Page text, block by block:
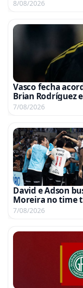
8/08/2026
Vasco fecha
Brian Rodríguez
América-MEX
7/08/2026
David e Adson
Moreira no time
7/08/2026